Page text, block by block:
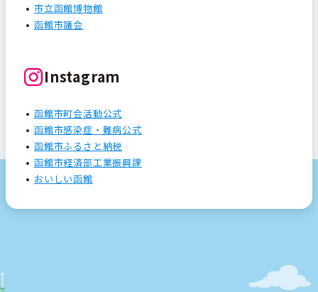
市立函館博物館
函館市議会
Instagram
函館市町会活動公式
函館市感染症・難病公式
函館市ふるさと納税
函館市経済部工業振興課
おいしい函館